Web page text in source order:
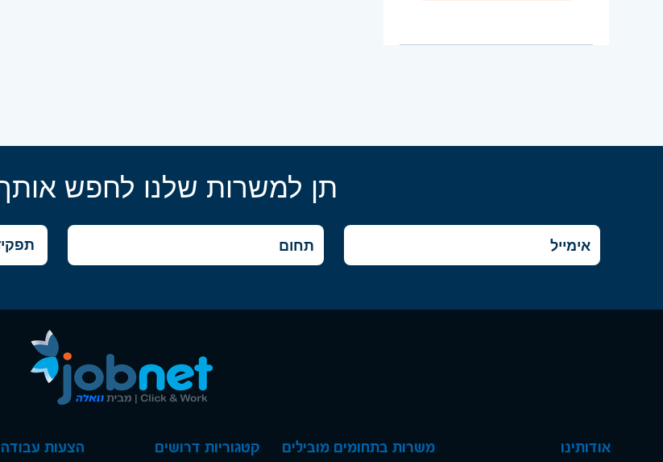
תן למשרות שלנו לחפש
אודותינו משרות בתחומים מובילים
קטגוריות דרושים
הצעות עבודה